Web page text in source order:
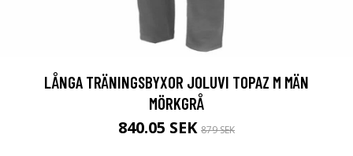
LÅNGA TRÄNINGSBYXOR JOLUVI TOPAZ M MÄN
MÖRKGRÅ
840.05 SEK 879 SEK